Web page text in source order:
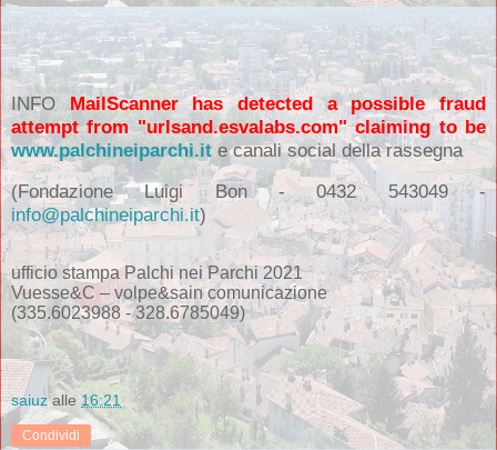
INFO MailScanner has detected a possible fraud
attempt from "urlsand.esvalabs.com" claiming to be
www.palchineiparchi.it e canali social della rassegna
(Fondazione Luigi Bon - 0432 543049 -
info@palchineiparchi.it)
ufficio stampa Palchi nei Parchi 2021
Vuesse&C – volpe&sain comunicazione
(335.6023988 - 328.6785049)
saiuz alle16:21
Condividi